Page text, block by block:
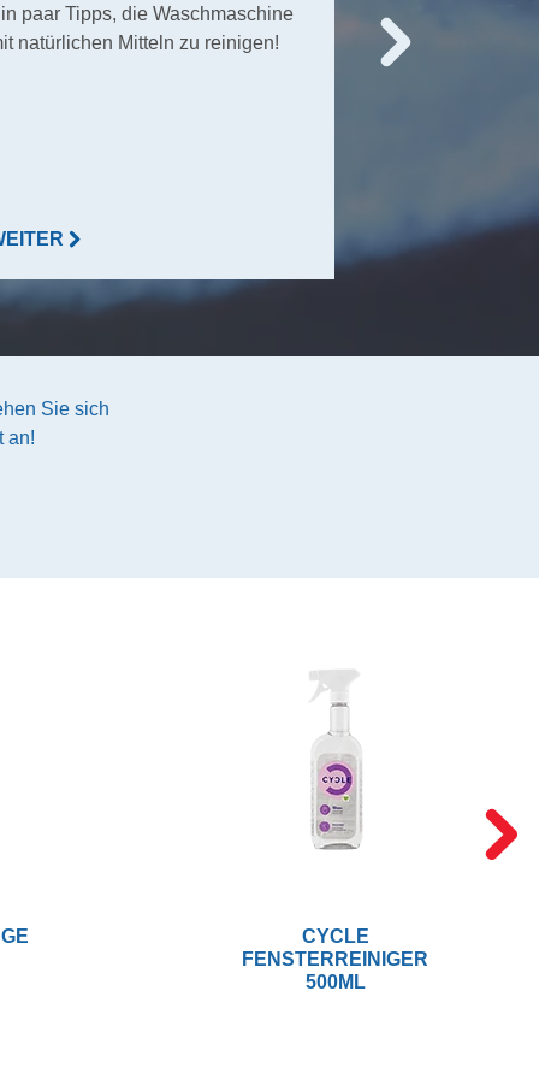
paar Tipps, die Waschmaschine
natürlichen Mitteln zu reinigen!
Leben ohne sie
WEITER
Sie sich
an!
CYCLE
FENSTERREINIGER
500ML